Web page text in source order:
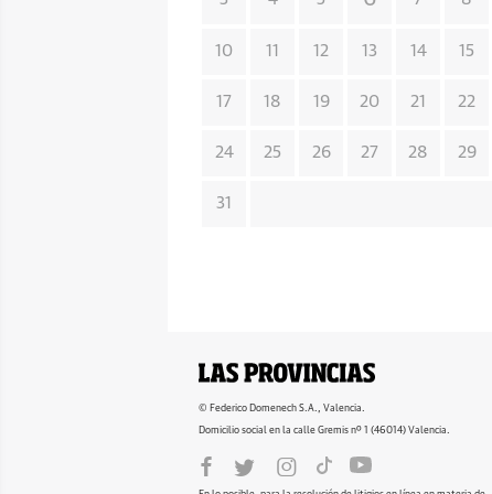
10 11 12 13 14 15
17 18 19 20 21 22
24 25 26 27 28 29
31
© Federico Domenech S.A., Valencia.
Domicilio social en la calle Gremis nº 1 (46014) Valencia.